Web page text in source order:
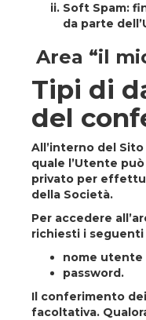
Soft Spam:
da parte
Area “il
Tipi di
del
All’interno del
quale l’Utente
privato per
della Società.
Per accedere
richiesti i
nome utente
password.
Il conferimento
facoltativa.